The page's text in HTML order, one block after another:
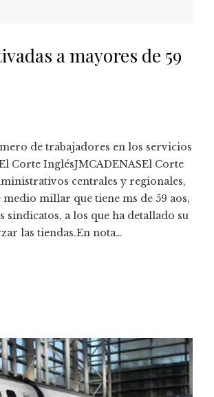
a mayores de 59
de trabajadores en los servicios
Corte InglésJMCADENASEl Corte
centrales y regionales,
millar que tiene ms de 59 aos,
sindicatos, a los que ha detallado su
las tiendas.En nota…